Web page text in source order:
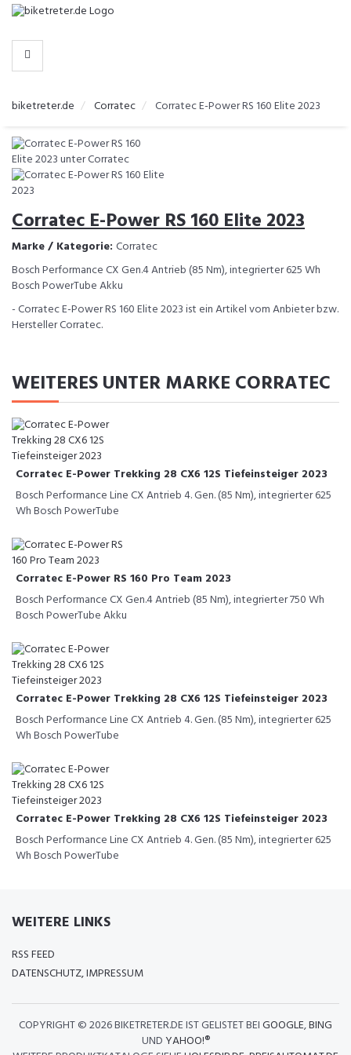
-
HERSTELLER
biketreter.de Corratec Corratec E-Power RS 160 Elite 2023
Corratec E-Power RS 160 Elite 2023
Marke / Kategorie: Corratec
Bosch Performance CX Gen.4 Antrieb (85 Nm), integrierter 625 Wh
Bosch PowerTube Akku
- Corratec E-Power RS 160 Elite 2023 ist ein Artikel vom Anbieter bzw.
Hersteller Corratec.
WEITERES UNTER MARKE CORRATEC
Corratec E-Power Trekking 28 CX6 12S Tiefeinsteiger 2023
Bosch Performance Line CX Antrieb 4. Gen. (85 Nm), integrierter 625
Wh Bosch PowerTube
Corratec E-Power RS 160 Pro Team 2023
Bosch Performance CX Gen.4 Antrieb (85 Nm), integrierter 750 Wh
Bosch PowerTube Akku
Corratec E-Power Trekking 28 CX6 12S Tiefeinsteiger 2023
Bosch Performance Line CX Antrieb 4. Gen. (85 Nm), integrierter 625
Wh Bosch PowerTube
Corratec E-Power Trekking 28 CX6 12S Tiefeinsteiger 2023
Bosch Performance Line CX Antrieb 4. Gen. (85 Nm), integrierter 625
Wh Bosch PowerTube
WEITERE LINKS
RSS FEED
DATENSCHUTZ, IMPRESSUM
COPYRIGHT ©2026 BIKETRETER.DE IST GELISTET BEIGOOGLE,BING
UND YAHOO!®